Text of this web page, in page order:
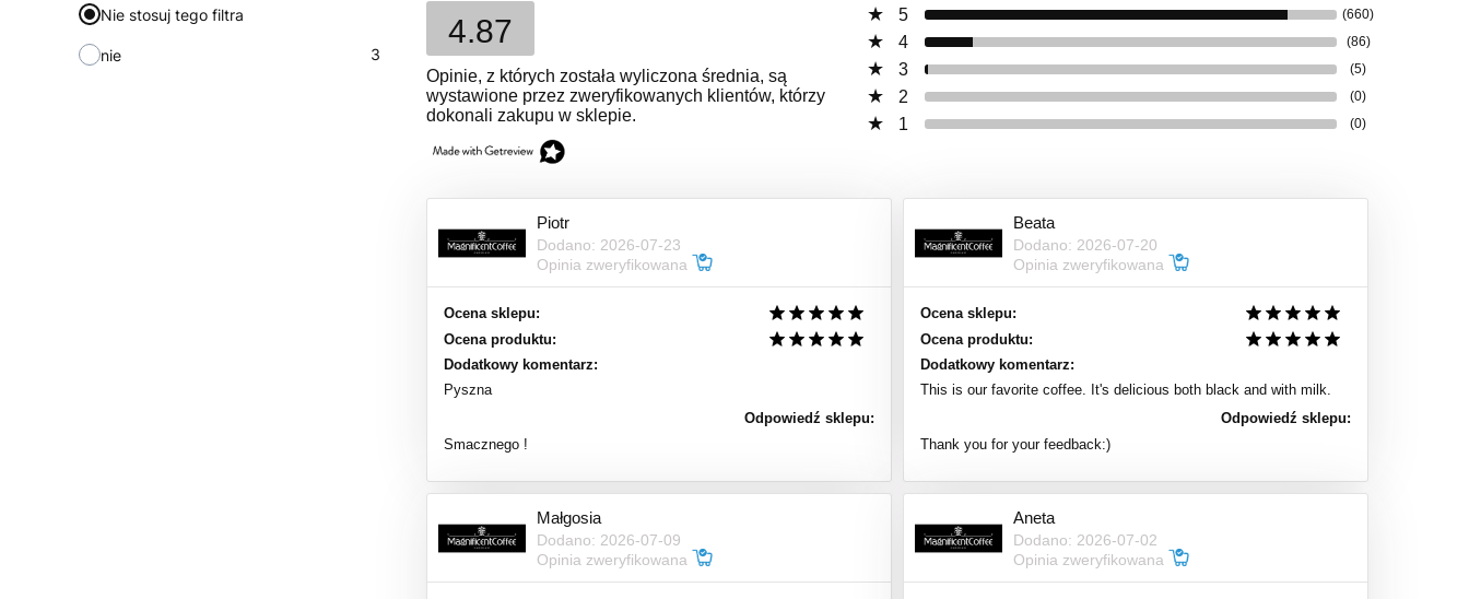
Nie stosuj tego filtra
nie 3
4.87
Opinie, z których została wyliczona średnia, są
wystawione przez zweryfikowanych klientów, którzy
dokonali zakupu w sklepie.
5 (660)
4 (86)
3 (5)
2 (0)
1 (0)
Piotr
Dodano: 2026-07-23
Opinia zweryfikowana
Ocena sklepu:
Ocena produktu:
Dodatkowy komentarz:
Pyszna
Odpowiedź sklepu:
Smacznego !
Beata
Dodano: 2026-07-20
Opinia zweryfikowana
Ocena sklepu:
Ocena produktu:
Dodatkowy komentarz:
This is our favorite coffee. It's delicious both black and with milk.
Odpowiedź sklepu:
Thank you for your feedback:)
Małgosia
Dodano: 2026-07-09
Opinia zweryfikowana
Aneta
Dodano: 2026-07-02
Opinia zweryfikowana